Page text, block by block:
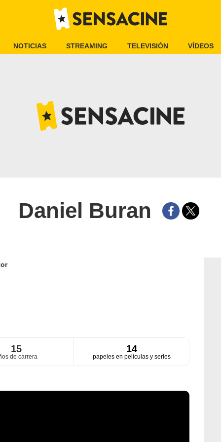
NOTICIAS STREAMING TELEVISIÓN VÍDEOS
Daniel Buran
15
de carrera
14
papeles en películas y series